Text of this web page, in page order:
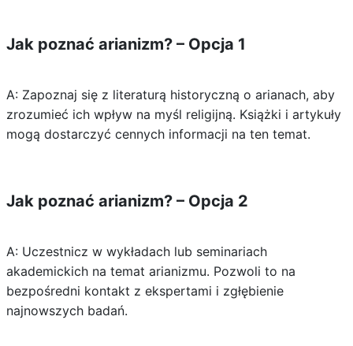
Jak poznać arianizm? – Opcja 1
A: Zapoznaj się z literaturą historyczną o arianach, aby
zrozumieć ich wpływ na myśl religijną. Książki i artykuły
mogą dostarczyć cennych informacji na ten temat.
Jak poznać arianizm? – Opcja 2
A: Uczestnicz w wykładach lub seminariach
akademickich na temat arianizmu. Pozwoli to na
bezpośredni kontakt z ekspertami i zgłębienie
najnowszych badań.